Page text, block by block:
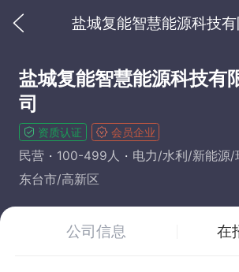
盐城复能智慧能源科技有
盐城复能智慧能源科技有
司
资质认证 会员企业
民营 100-499人
电力/水利/新能源/
东台市/高新区
公司信息 在